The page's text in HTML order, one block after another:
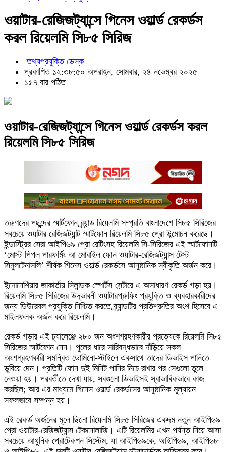
ওয়াটার-রেজিজট্যান্সে গিনেস ওয়ার্ল্ড রেকর্ডস
করল রিয়েলমি সি৮৫ সিরিজ
তথ্যপ্রযুক্তি ডেস্ক
প্রকাশিত ১২:৩৮:৫০ অপরাহ্ন, সোমবার, ২৪ নভেম্বর ২০২৫
১৫৭ বার পঠিত
ওয়াটার-রেজিজট্যান্সে গিনেস ওয়ার্ল্ড রেকর্ডস করল
রিয়েলমি সি৮৫ সিরিজ
তরুণদের পছন্দের স্মার্টফোন ব্র্যান্ড রিয়েলমি সম্প্রতি বাংলাদেশে সি৮৫ সিরিজের
সবচেয়ে ওয়াটার রেজিজট্যান্ট স্মার্টফোন রিয়েলমি সি৮৫ প্রো উন্মোচন করেছে।
ইন্ডাস্ট্রির সেরা আইপি৬৯ প্রো রেটিংসহ রিয়েলমি সি-সিরিজের এই স্মার্টফোনটি
‘মোস্ট পিপল পারফর্মিং আ মোবাইল ফোন ওয়াটার-রেজিজট্যান্স টেস্ট
সিমুলটেনাসলি’ শীর্ষক গিনেস ওয়ার্ল্ড রেকর্ডসে আনুষ্ঠানিক স্বীকৃতি অর্জন করে।
ইন্দোনেশিয়ার জাকার্তায় সিলান্ডক স্পোর্টস সেন্টারে এ অসাধারণ রেকর্ড গড়া হয়।
রিয়েলমি সি৮৫ সিরিজের উদ্ভাবনী ওয়াটারপ্রুফিং প্রযুক্তি ও ব্যবহারকারীদের
জন্য ডিউরেবল প্রযুক্তি নিশ্চিত করতে ব্র্যান্ডটির প্রতিশ্রুতির অংশ হিসেবে এ
মাইলফলক অর্জন করে রিয়েলমি।
রেকর্ড গড়ার এই চ্যালেঞ্জে ২৮০ জন অংশগ্রহণকারীর প্রত্যেকে রিয়েলমি সি৮৫
সিরিজের স্মার্টফোন নেন। পুলের ধারে সারিবদ্ধভাবে দাঁড়িয়ে সকল
অংশগ্রহণকারী সমন্বিত ডোমিনো-স্টাইলে একসাথে তাদের ডিভাইস পানিতে
ডুবিয়ে দেন। প্রতিটি ফোন দুই মিনিট পানির নিচে রাখার পর সেগুলো তুলে
নেওয়া হয়। পরবর্তীতে দেখা যায়, সবগুলো ডিভাইসই স্বাভাবিকভাবে কাজ
করছিল; আর এর মাধ্যমে গিনেস ওয়ার্ল্ড রেকর্ডসের আনুষ্ঠানিক মূল্যায়ন
সফলভাবে সম্পন্ন হয়।
এই রেকর্ড অর্জনের মূলে ছিলো রিয়েলমি সি৮৫ সিরিজের একদম নতুন আইপি৬৯
প্রো ওয়াটার-রেজিজট্যান্স টেকনোলাজি। এটি রিয়েলমির এখন পর্যন্ত নিয়ে আসা
সবচেয়ে আধুনিক প্রোটেকশন সিস্টেম, যা আইপি৬৯কে, আইপি৬৯, আইপি৬৮